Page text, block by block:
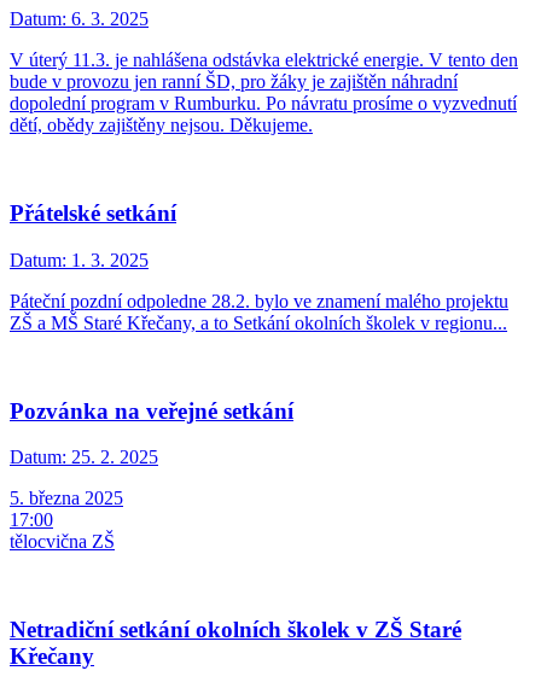
Datum: 6. 3. 2025
V úterý 11.3. je nahlášena odstávka elektrické energie. V tento den
bude v provozu jen ranní ŠD, pro žáky je zajištěn náhradní
dopolední program v Rumburku. Po návratu prosíme o vyzvednutí
dětí, obědy zajištěny nejsou. Děkujeme.
Přátelské setkání
Datum: 1. 3. 2025
Páteční pozdní odpoledne 28.2. bylo ve znamení malého projektu
ZŠ a MŠ Staré Křečany, a to Setkání okolních školek v regionu...
Pozvánka na veřejné setkání
Datum: 25. 2. 2025
5. března 2025
17:00
tělocvična ZŠ
Netradiční setkání okolních školek v ZŠ Staré
Křečany